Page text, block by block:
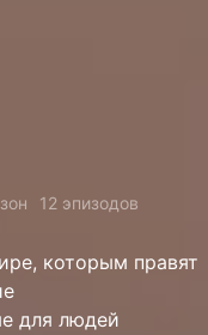
12 эпизодов
которым правят
для людей